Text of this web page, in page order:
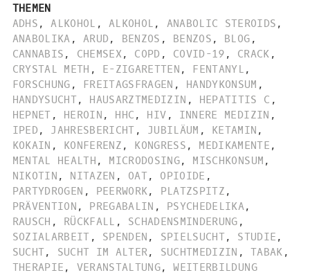
THEMEN
ADHS , ALKOHOL , ALKOHOL , ANABOLIC STEROIDS ,
ANABOLIKA , ARUD , BENZOS , BENZOS , BLOG ,
CANNABIS , CHEMSEX , COPD , COVID-19 , CRACK ,
CRYSTAL METH , E-ZIGARETTEN , FENTANYL ,
FORSCHUNG , FREITAGSFRAGEN , HANDYKONSUM ,
HANDYSUCHT, HAUSARZTMEDIZIN , HEPATITIS C ,
HEPNET , HEROIN , HHC , HIV , INNERE MEDIZIN ,
IPED , JAHRESBERICHT , JUBILÄUM , KETAMIN ,
KOKAIN , KONFERENZ , KONGRESS , MEDIKAMENTE ,
MENTAL HEALTH , MICRODOSING, MISCHKONSUM ,
NIKOTIN , NITAZEN , OAT, OPIOIDE ,
PARTYDROGEN , PEERWORK, PLATZSPITZ ,
PRÄVENTION , PREGABALIN , PSYCHEDELIKA,
RAUSCH , RÜCKFALL , SCHADENSMINDERUNG ,
SOZIALARBEIT , SPENDEN , SPIELSUCHT, STUDIE ,
SUCHT, SUCHT IM ALTER, SUCHTMEDIZIN , TABAK ,
THERAPIE , VERANSTALTUNG, WEITERBILDUNG